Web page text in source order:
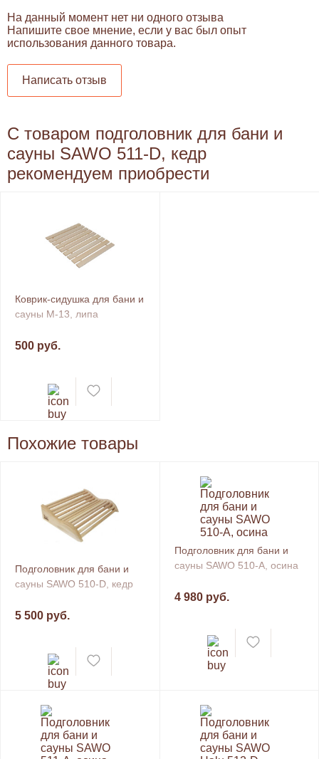
На данный момент нет ни одного отзыва
Напишите свое мнение, если у вас был опыт
использования данного товара.
Написать отзыв
С товаром подголовник для бани и
сауны SAWO 511-D, кедр
рекомендуем приобрести
Коврик-сидушка для бани и
сауны М-13, липа
500 руб.
Похожие товары
Подголовник для бани и
сауны SAWO 510-D, кедр
5 500 руб.
Подголовник для бани и
сауны SAWO 510-A, осина
4 980 руб.